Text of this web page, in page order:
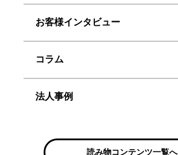
お客様インタビュー
コラム
法人事例
読み物コンテンツ一覧へ